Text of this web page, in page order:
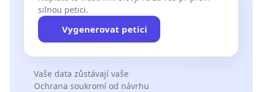
silnou petici.
Vygenerovat petici
Vaše data zůstávají vaše
Ochrana soukromí od návrhu